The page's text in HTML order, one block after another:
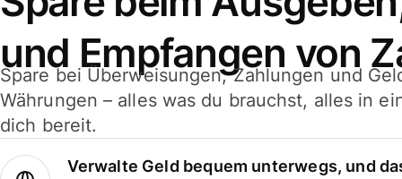
und Empfangen von
Spare bei Überweisungen, Zahlungen und
Währungen – alles was du brauchst, alles in
dich bereit.
Verwalte Geld bequem unterwegs, und